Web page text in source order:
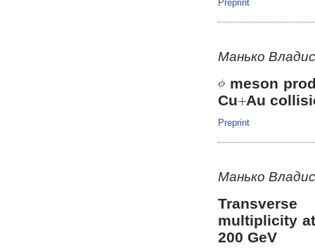
Preprint
Манько
meson
Cu
Au
Preprint
Манько
multiplicity
200 GeV